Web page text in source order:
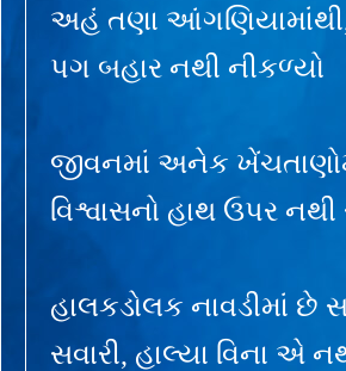
અહં તણા
પગ બહાર નથી નીકળ્યો
જીવનમાં અનેક
વિશ્વાસનો હાથ ઉપર નથી
હાલકડોલક નાવડીમાં છે
સવારી, હાલ્યા વિના એ